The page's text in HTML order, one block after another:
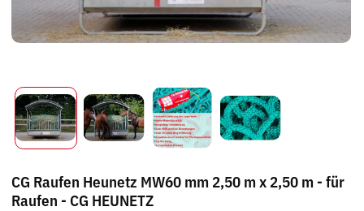
CG Raufen Heunetz MW60 mm 2,50 m x 2,50 m - für
Raufen - CG HEUNETZ